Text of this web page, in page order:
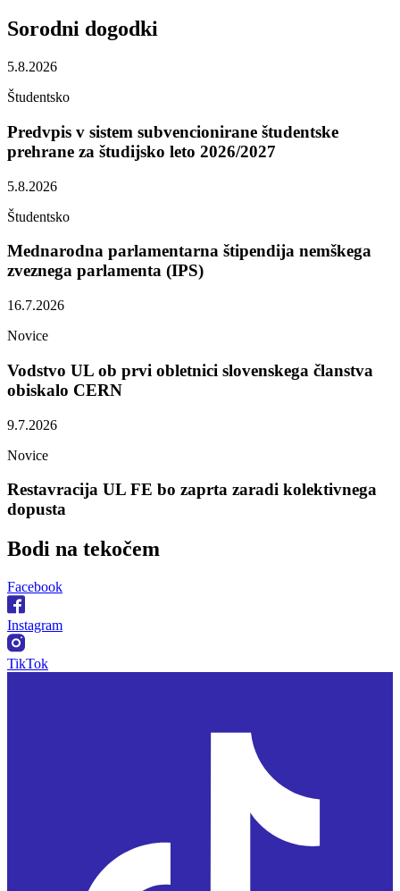
Sorodni dogodki
5.8.2026
Študentsko
Predvpis v sistem subvencionirane študentske
prehrane za študijsko leto 2026/2027
5.8.2026
Študentsko
Mednarodna parlamentarna štipendija nemškega
zveznega parlamenta (IPS)
16.7.2026
Novice
Vodstvo UL ob prvi obletnici slovenskega članstva
obiskalo CERN
9.7.2026
Novice
Restavracija UL FE bo zaprta zaradi kolektivnega
dopusta
Bodi na tekočem
Facebook
Instagram
TikTok